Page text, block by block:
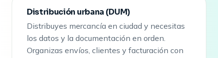
Distribución urbana (DUM)
Distribuyes mercancía en ciudad y necesitas
los datos y la documentación en orden.
Organizas envíos, clientes y facturación con